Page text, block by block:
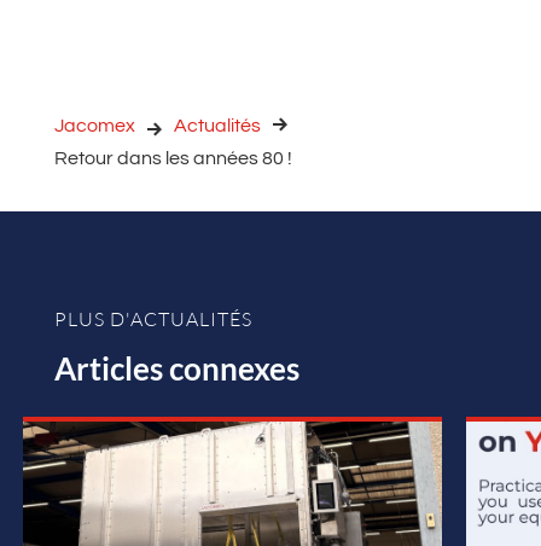
Jacomex
Actualités
Retour dans les années 80 !
PLUS D'ACTUALITÉS
Articles connexes